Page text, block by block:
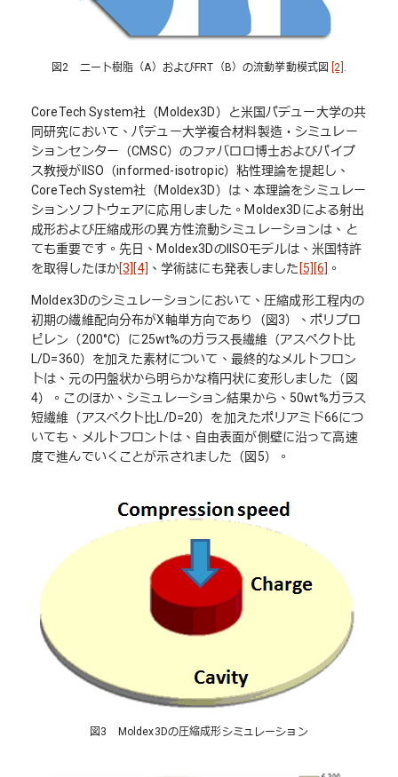
図2 ニート樹脂（A）およびFRT（B）の流動挙動模式図 [2]
CoreTech System社（Moldex3D）と米国パデュー大学の共
同研究において、パデュー大学複合材料製造・シミュレー
ションセンター（CMSC）のファバロロ博士およびパイプ
ス教授がIISO（informed-isotropic）粘性理論を提起し、
CoreTech System社（Moldex3D）は、本理論をシミュレー
ションソフトウェアに応用しました。Moldex3Dによる射出
成形および圧縮成形の異方性流動シミュレーションは、と
ても重要です。先日、Moldex3DのIISOモデルは、米国特許
を取得したほか[3][4] 、学術誌にも発表しました [5][6] 。
Moldex3Dのシミュレーションにおいて、圧縮成形工程内の
初期の繊維配向分布がX軸単方向であり（図3）、ポリプロ
ピレン（200°C）に25wt%のガラス長繊維（アスペクト比
L/D=360）を加えた素材について、最終的なメルトフロン
トは、元の円盤状から明らかな楕円状に変形しました（図
4）。このほか、シミュレーション結果から、50wt%ガラス
短繊維（アスペクト比L/D=20）を加えたポリアミド66につ
いても、メルトフロントは、自由表面が側壁に沿って高速
度で進んでいくことが示されました（図5）。
図3 Moldex3Dの圧縮成形シミュレーション